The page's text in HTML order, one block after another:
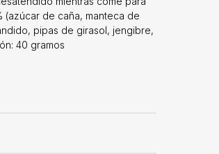
(azúcar de caña, manteca de
pipas de girasol, jengibre,
40 gramos